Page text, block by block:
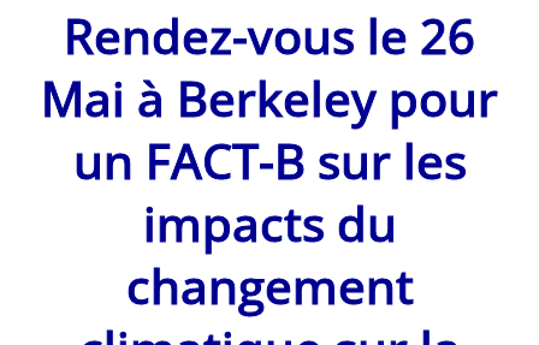
Rendez-vous le 26
Mai à Berkeley pour
un FACT-B sur les
impacts du
changement